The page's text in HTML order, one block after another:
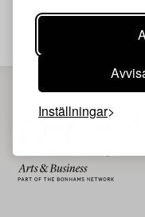
Inställningar
Din